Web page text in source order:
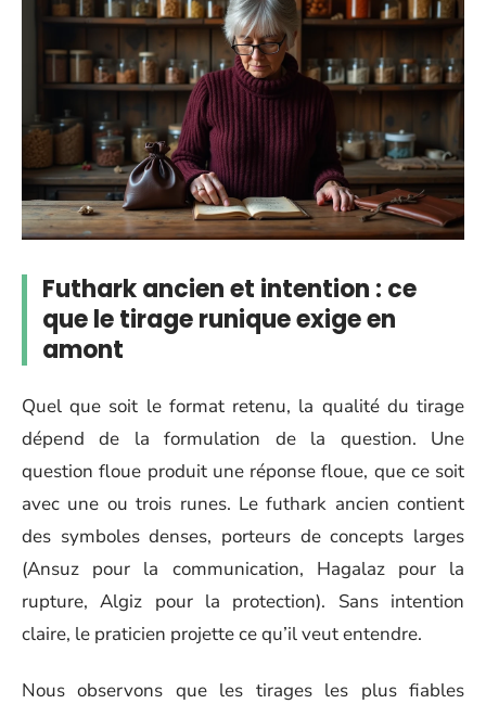
Futhark ancien et intention : ce
que le tirage runique exige en
amont
Quel que soit le format retenu, la qualité du tirage
dépend de la formulation de la question. Une
question floue produit une réponse floue, que ce soit
avec une ou trois runes. Le futhark ancien contient
des symboles denses, porteurs de concepts larges
(Ansuz pour la communication, Hagalaz pour la
rupture, Algiz pour la protection). Sans intention
claire, le praticien projette ce qu’il veut entendre.
Nous observons que les tirages les plus fiables